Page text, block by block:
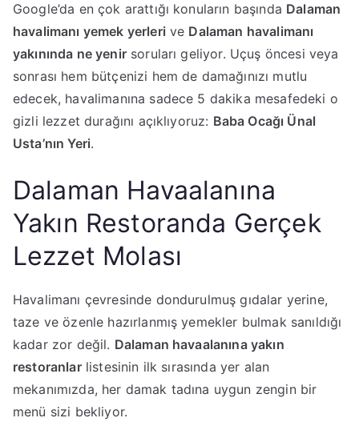
Google’da en çok arattığı konuların başında Dalaman
havalimanı yemek yerleri ve Dalaman havalimanı
yakınında ne yenirsoruları geliyor. Uçuş öncesi veya
sonrası hem bütçenizi hem de damağınızı mutlu
edecek, havalimanına sadece 5 dakika mesafedeki o
gizli lezzet durağını açıklıyoruz: Baba Ocağı Ünal
Usta’nın Yeri.
​Dalaman Havaalanına
Yakın Restoranda Gerçek
Lezzet Molası
​Havalimanı çevresinde dondurulmuş gıdalar yerine,
taze ve özenle hazırlanmış yemekler bulmak sanıldığı
kadar zor değil. Dalaman havaalanına yakın
restoranlarlistesinin ilk sırasında yer alan
mekanımızda, her damak tadına uygun zengin bir
menü sizi bekliyor.